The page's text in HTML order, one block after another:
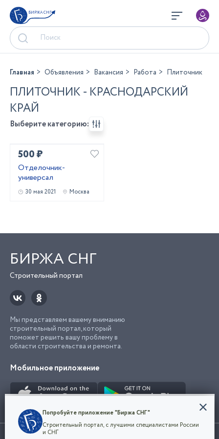
БИРЖА СНГ
Главная Объявления Вакансия Работа Плиточник
ПЛИТОЧНИК - КРАСНОДАРСКИЙ
КРАЙ
Выберите категорию:
500 ₽
Отделочник-
универсал
30 мая 2021 Москва
БИРЖА СНГ
Строительный портал
Мы представляем вашему вниманию
строительный портал, который
поможет решить вашу проблему в
области строительства и ремонта.
Мобильное приложение
Использование сайта, в том числе подача объявлений, означает
Конфиденциальность
Мы используем файлы cookie, чтобы сделать
наш сайт удобным для каждого
Попробуйте приложение "Биржа СНГ"
Строительный портал, с лучшими специалистами России
и СНГ